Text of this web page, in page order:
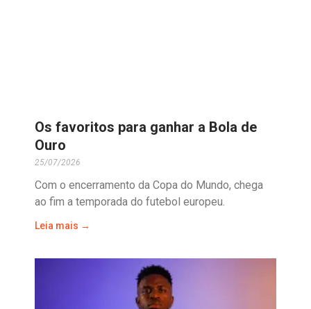
Os favoritos para ganhar a Bola de
Ouro
25/07/2026
Com o encerramento da Copa do Mundo, chega
ao fim a temporada do futebol europeu.
Leia mais →